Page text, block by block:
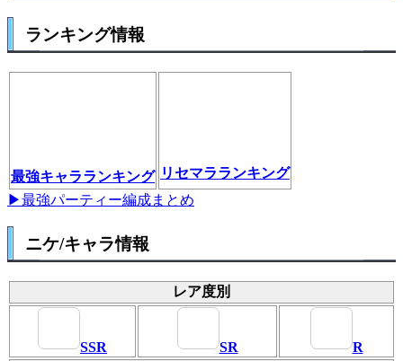
ランキング情報
最強キャラランキング リセマラランキング
▶最強パーティー編成まとめ
ニケ/キャラ情報
レア度別
SSR SR
R